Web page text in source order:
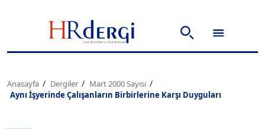
Anasayfa Dergiler
Mart 2000 Sayısı
Aynı İşyerinde Çalışanların Birbirlerine Karşı Duyguları